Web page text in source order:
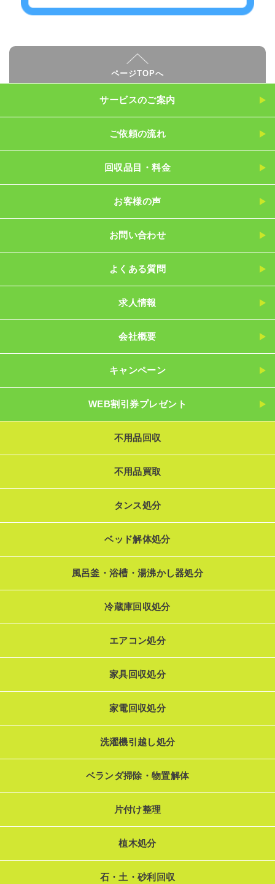
ページTOPへ
サービスのご案内
ご依頼の流れ
回収品目・料金
お客様の声
お問い合わせ
よくある質問
求人情報
会社概要
キャンペーン
WEB割引券プレゼント
不用品回収
不用品買取
タンス処分
ベッド解体処分
風呂釜・浴槽・湯沸かし器処分
冷蔵庫回収処分
エアコン処分
家具回収処分
家電回収処分
洗濯機引越し処分
ベランダ掃除・物置解体
片付け整理
植木処分
石・土・砂利回収